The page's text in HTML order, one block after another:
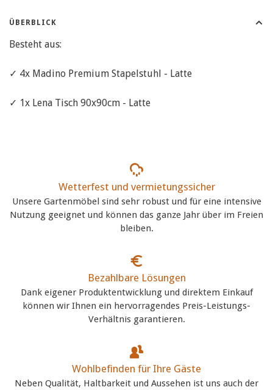
ÜBERBLICK
Besteht aus:
✓ 4x Madino Premium Stapelstuhl - Latte
✓ 1x Lena Tisch 90x90cm - Latte
Wetterfest und vermietungssicher
Unsere Gartenmöbel sind sehr robust und für eine intensive
Nutzung geeignet und können das ganze Jahr über im Freien
bleiben.
Bezahlbare Lösungen
Dank eigener Produktentwicklung und direktem Einkauf
können wir Ihnen ein hervorragendes Preis-Leistungs-
Verhältnis garantieren.
Wohlbefinden für Ihre Gäste
Neben Qualität, Haltbarkeit und Aussehen ist uns auch der